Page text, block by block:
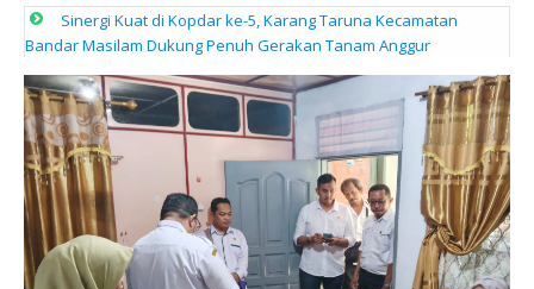
Sinergi Kuat di Kopdar ke-5, Karang Taruna Kecamatan
Bandar Masilam Dukung Penuh Gerakan Tanam Anggur